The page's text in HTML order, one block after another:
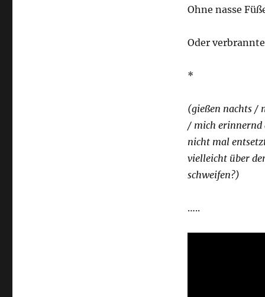
Ohne nasse
Oder
*
(gießen nachts /
/ mich erinnernd
nicht mal
vielleicht über
schweifen?)
…..